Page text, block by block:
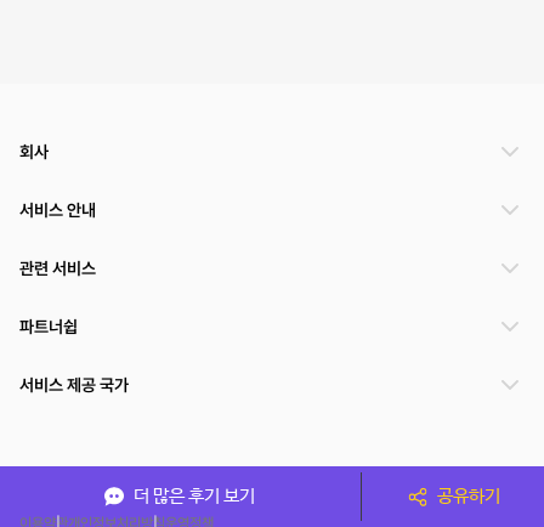
더 많은 후기 보기 공유하기
회사
서비스 안내
관련 서비스
파트너쉽
서비스 제공 국가
이용약관개인정보처리방침운영정책